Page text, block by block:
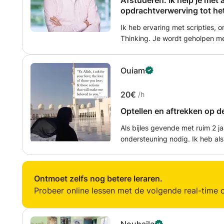
opdrachtverwerving tot
Ik heb ervaring met scripties,
Thinking. Je wordt geholpen
jaar begeleid ik afstudeerders
Ouiam
20€ /h
Optellen en aftrekken op
Als bijles gevende met ruim 2
ondersteuning nodig. Ik heb als doel dat leerlingen met plezier naar
invloed op doordat onze
leerstrategieën aanleren en
te stellen!
Ontmoet zelfs nog betere leraren.
Probeer online lessen met de volgende real-time